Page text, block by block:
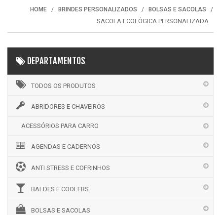
HOME BRINDES PERSONALIZADOS BOLSAS E SACOLAS
SACOLA ECOLÓGICA PERSONALIZADA
DEPARTAMENTOS
TODOS OS PRODUTOS
ABRIDORES E CHAVEIROS
ACESSÓRIOS PARA CARRO
AGENDAS E CADERNOS
ANTI STRESS E COFRINHOS
BALDES E COOLERS
BOLSAS E SACOLAS